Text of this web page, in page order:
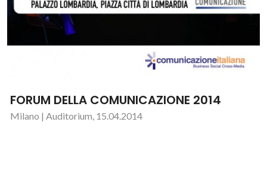
FORUM DELLA COMUNICAZIONE 2014
Milano | Auditorium, 15.04.2014